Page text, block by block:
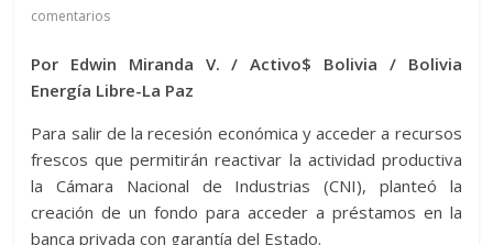
comentarios
Por Edwin Miranda V. / Activo$ Bolivia / Bolivia
Energía Libre-La Paz
Para salir de la recesión económica y acceder a recursos
frescos que permitirán reactivar la actividad productiva
la Cámara Nacional de Industrias (CNI), planteó la
creación de un fondo para acceder a préstamos en la
banca privada con garantía del Estado.